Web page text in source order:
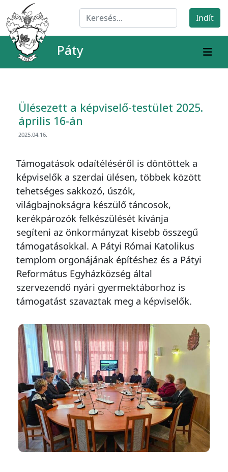
Páty
Ülésezett a képviselő-testület 2025.
április 16-án
2025.04.16.
Támogatások odaítéléséről is döntöttek a
képviselők a szerdai ülésen, többek között
tehetséges sakkozó, úszók,
világbajnokságra készülő táncosok,
kerékpározók felkészülését kívánja
segíteni az önkormányzat kisebb összegű
támogatásokkal. A Pátyi Római Katolikus
templom orgonájának építéshez és a Pátyi
Református Egyházközség által
szervezendő nyári gyermektáborhoz is
támogatást szavaztak meg a képviselők.